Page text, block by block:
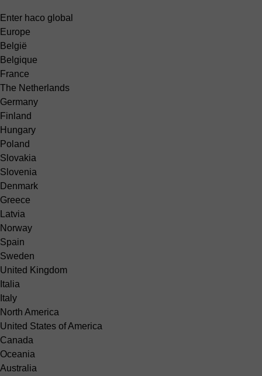
Enter haco global
Europe
België
Belgique
France
The Netherlands
Germany
Finland
Hungary
Poland
Slovakia
Slovenia
Denmark
Greece
Latvia
Norway
Spain
Sweden
United Kingdom
Italia
Italy
North America
United States of America
Canada
Oceania
Australia